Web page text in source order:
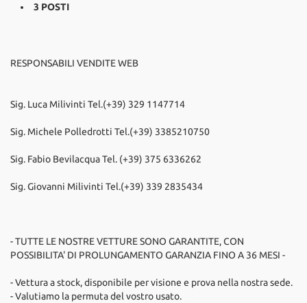
3 POSTI
RESPONSABILI VENDITE WEB
Sig. Luca Milivinti Tel.(+39) 329 1147714
Sig. Michele Polledrotti Tel.(+39) 3385210750
Sig. Fabio Bevilacqua Tel. (+39) 375 6336262
Sig. Giovanni Milivinti Tel.(+39) 339 2835434
- TUTTE LE NOSTRE VETTURE SONO GARANTITE, CON
POSSIBILITA' DI PROLUNGAMENTO GARANZIA FINO A 36 MESI -
- Vettura a stock, disponibile per visione e prova nella nostra sede.
- Valutiamo la permuta del vostro usato.